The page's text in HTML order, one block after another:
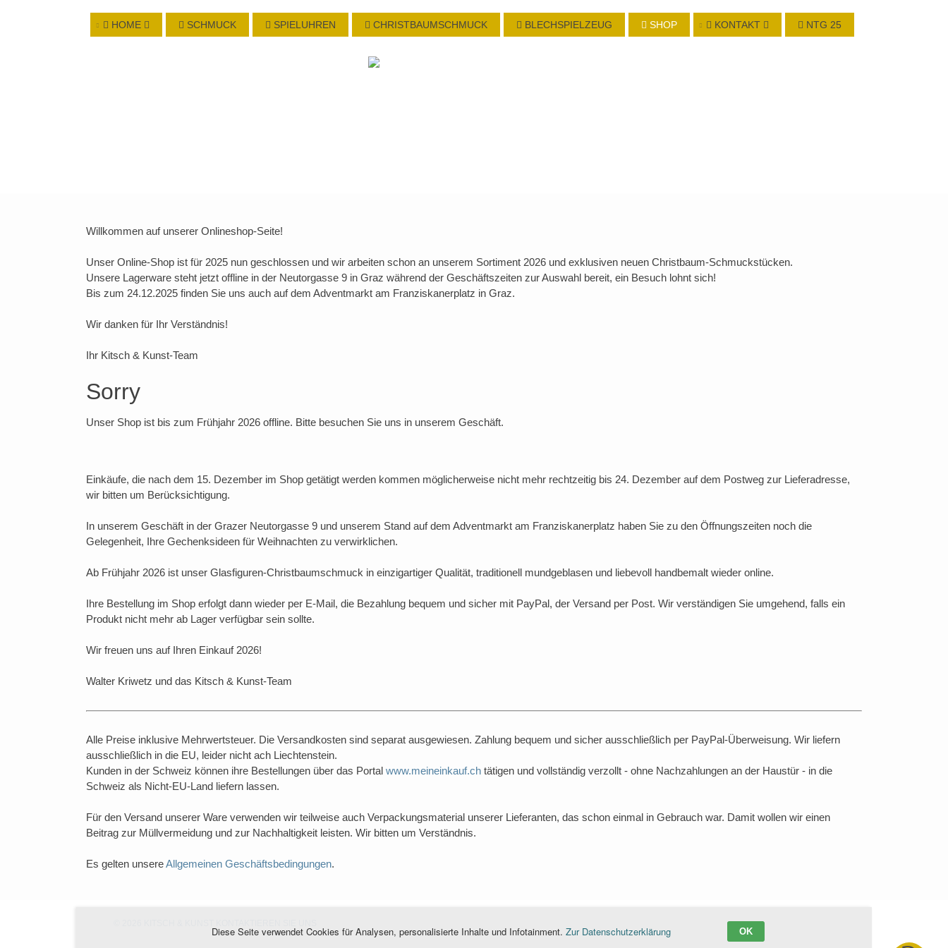
HOME SCHMUCK SPIELUHREN CHRISTBAUMSCHMUCK BLECHSPIELZEUG SHOP KONTAKT NTG 25
Willkommen auf unserer Onlineshop-Seite!
Unser Online-Shop ist für 2025 nun geschlossen und wir arbeiten schon an unserem Sortiment 2026 und exklusiven neuen Christbaum-Schmuckstücken.
Unsere Lagerware steht jetzt offline in der Neutorgasse 9 in Graz während der Geschäftszeiten zur Auswahl bereit, ein Besuch lohnt sich!
Bis zum 24.12.2025 finden Sie uns auch auf dem Adventmarkt am Franziskanerplatz in Graz.
Wir danken für Ihr Verständnis!
Ihr Kitsch & Kunst-Team
Sorry
Unser Shop ist bis zum Frühjahr 2026 offline. Bitte besuchen Sie uns in unserem Geschäft.
Einkäufe, die nach dem 15. Dezember im Shop getätigt werden kommen möglicherweise nicht mehr rechtzeitig bis 24. Dezember auf dem Postweg zur Lieferadresse,
wir bitten um Berücksichtigung.
In unserem Geschäft in der Grazer Neutorgasse 9 und unserem Stand auf dem Adventmarkt am Franziskanerplatz haben Sie zu den Öffnungszeiten noch die
Gelegenheit, Ihre Gechenksideen für Weihnachten zu verwirklichen.
Ab Frühjahr 2026 ist unser Glasfiguren-Christbaumschmuck in einzigartiger Qualität, traditionell mundgeblasen und liebevoll handbemalt wieder online.
Ihre Bestellung im Shop erfolgt dann wieder per E-Mail, die Bezahlung bequem und sicher mit PayPal, der Versand per Post. Wir verständigen Sie umgehend, falls ein
Produkt nicht mehr ab Lager verfügbar sein sollte.
Wir freuen uns auf Ihren Einkauf 2026!
Walter Kriwetz und das Kitsch & Kunst-Team
Alle Preise inklusive Mehrwertsteuer. Die Versandkosten sind separat ausgewiesen. Zahlung bequem und sicher ausschließlich per PayPal-Überweisung. Wir liefern
ausschließlich in die EU, leider nicht ach Liechtenstein.
Kunden in der Schweiz können ihre Bestellungen über das Portal www.meineinkauf.ch tätigen und vollständig verzollt - ohne Nachzahlungen an der Haustür - in die
Schweiz als Nicht-EU-Land liefern lassen.
Für den Versand unserer Ware verwenden wir teilweise auch Verpackungsmaterial unserer Lieferanten, das schon einmal in Gebrauch war. Damit wollen wir einen
Beitrag zur Müllvermeidung und zur Nachhaltigkeit leisten. Wir bitten um Verständnis.
Es gelten unsereAllgemeinen Geschäftsbedingungen.
Diese Seite verwendet Cookies für Analysen, personalisierte Inhalte und Infotainment. Zur Datenschutzerklärung OK